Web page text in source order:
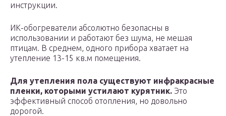
инструкции.
ИК-обогреватели абсолютно безопасны в
использовании и работают без шума, не мешая
птицам. В среднем, одного прибора хватает на
утепление 13-15 кв.м помещения.
Для утепления пола существуют инфракрасные
пленки, которыми устилают курятник. Это
эффективный способ отопления, но довольно
дорогой.